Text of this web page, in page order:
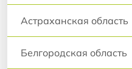
Астраханская область
Белгородская область